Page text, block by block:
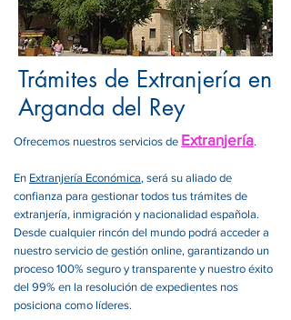
Trámites de Extranjería en
Arganda del Rey
Ofrecemos nuestros servicios de Extranjería.
En Extranjería Económica, será su aliado de
confianza para gestionar todos tus trámites de
extranjería, inmigración y nacionalidad española.
Desde cualquier rincón del mundo podrá acceder a
nuestro servicio de gestión online, garantizando un
proceso 100% seguro y transparente y nuestro éxito
del 99% en la resolución de expedientes nos
posiciona como líderes.